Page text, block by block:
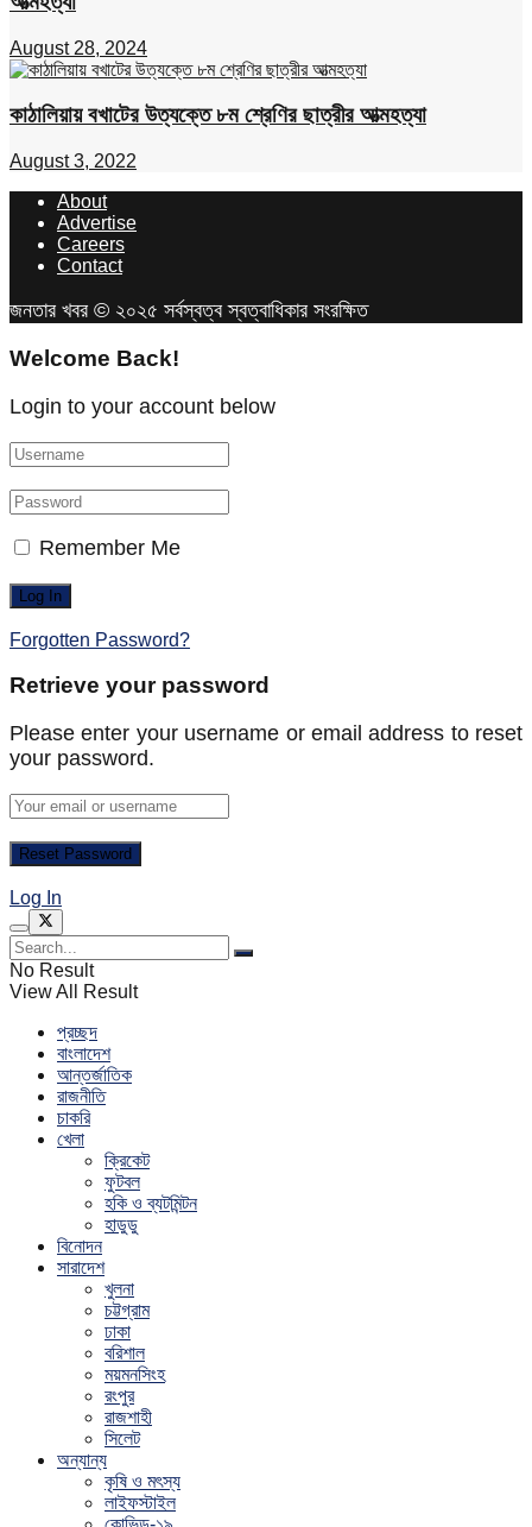
August 28, 2024
কাঠালিয়ায় বখাটের উত্যক্তে ৮ম শ্রেণির ছাত্রীর আত্মহত্যা
August 3, 2022
About
Advertise
Careers
Contact
জনতার খবর © ২০২৫ সর্বস্বত্ব স্বত্বাধিকার সংরক্ষিত
Welcome Back!
Login to your account below
Remember Me
Forgotten Password?
Retrieve your password
Please enter your username or email address to reset
your password.
Log In
No Result
View All Result
প্রচ্ছদ
বাংলাদেশ
আন্তর্জাতিক
রাজনীতি
চাকরি
খেলা
ক্রিকেট
ফুটবল
হকি ও ব্যটমিন্টন
হাডুডু
বিনোদন
সারাদেশ
খুলনা
চট্টগ্রাম
ঢাকা
বরিশাল
ময়মনসিংহ
রংপুর
রাজশাহী
সিলেট
অন্যান্য
কৃষি ও মৎস্য
লাইফস্টাইল